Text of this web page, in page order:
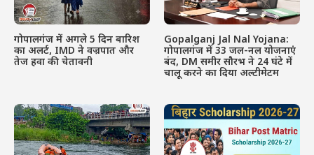
गोपालगंज में अगले 5 दिन बारिश
का अलर्ट, IMD ने वज्रपात और
तेज हवा की चेतावनी
Gopalganj Jal Nal Yojana:
गोपालगंज में 33 जल-नल योजनाएं
बंद, DM समीर सौरभ ने 24 घंटे में
चालू करने का दिया अल्टीमेटम